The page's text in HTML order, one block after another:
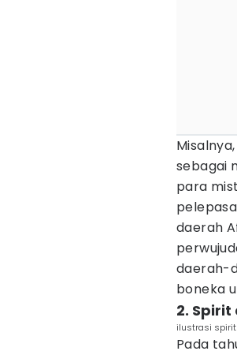
sebagai
para
daerah
daerah-
boneka
2.
ilustrasi spirit
Pada